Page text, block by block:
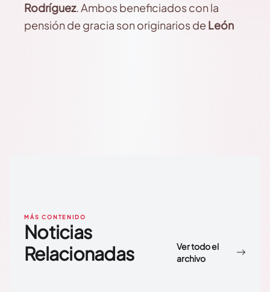
Rodríguez. Ambos beneficiados con la
pensión de gracia son originarios de León
MÁS CONTENIDO
Noticias
Relacionadas
Ver todo el
archivo